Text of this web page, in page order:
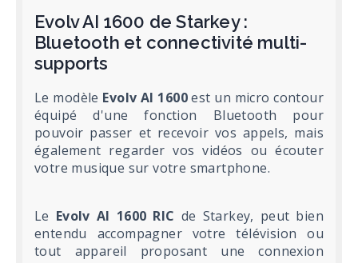
Evolv AI 1600 de Starkey :
Bluetooth et connectivité multi-
supports
Le modèle Evolv AI 1600est un micro contour
équipé d'une fonction Bluetooth pour
pouvoir passer et recevoir vos appels, mais
également regarder vos vidéos ou écouter
votre musique sur votre smartphone.
Le Evolv AI 1600 RIC de Starkey, peut bien
entendu accompagner votre télévision ou
tout appareil proposant une connexion